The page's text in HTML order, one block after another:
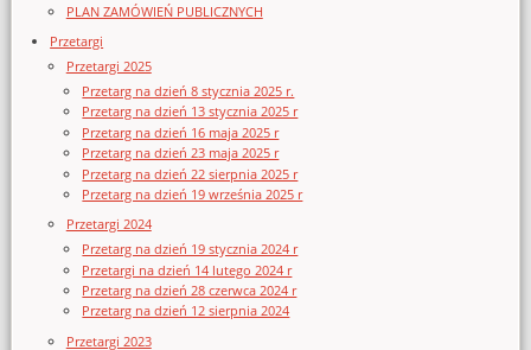
PLAN ZAMÓWIEŃ PUBLICZNYCH
Przetargi
Przetargi 2025
Przetarg na dzień 8 stycznia 2025 r.
Przetarg na dzień 13 stycznia 2025 r
Przetarg na dzień 16 maja 2025 r
Przetarg na dzień 23 maja 2025 r
Przetarg na dzień 22 sierpnia 2025 r
Przetarg na dzień 19 września 2025 r
Przetargi 2024
Przetarg na dzień 19 stycznia 2024 r
Przetargi na dzień 14 lutego 2024 r
Przetarg na dzień 28 czerwca 2024 r
Przetarg na dzień 12 sierpnia 2024
Przetargi 2023